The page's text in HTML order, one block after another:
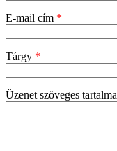
E-mail cím *
Tárgy *
Üzenet szöveges tartalma